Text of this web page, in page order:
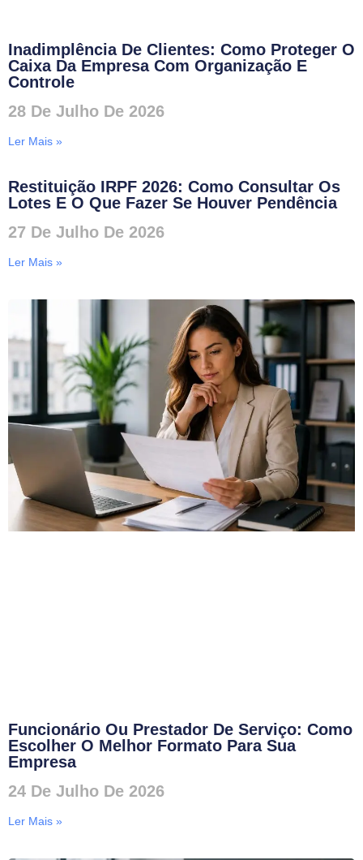
Inadimplência De Clientes: Como Proteger O
Caixa Da Empresa Com Organização E
Controle
28 De Julho De 2026
Ler Mais »
Restituição IRPF 2026: Como Consultar Os
Lotes E O Que Fazer Se Houver Pendência
27 De Julho De 2026
Ler Mais »
Funcionário Ou Prestador De Serviço: Como
Escolher O Melhor Formato Para Sua
Empresa
24 De Julho De 2026
Ler Mais »